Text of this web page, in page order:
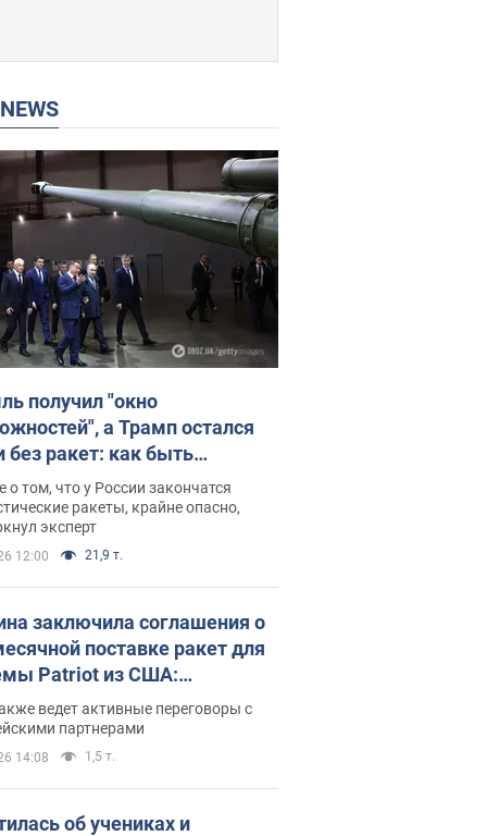
NEWS
получил "окно
а Трамп остался
без ракет: как быть
Интервью с Мельником
о том, что у России закончатся
ракеты, крайне опасно,
эксперт
12:00 21,9 т.
заключила соглашения о
поставке ракет для
Patriot из США:
раскрыл подробности
ведет активные переговоры с
партнерами
14:08 1,5 т.
об учениках и